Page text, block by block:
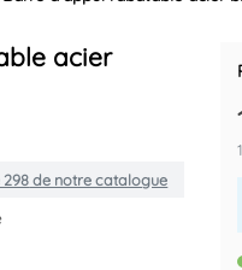
de notre catalogue